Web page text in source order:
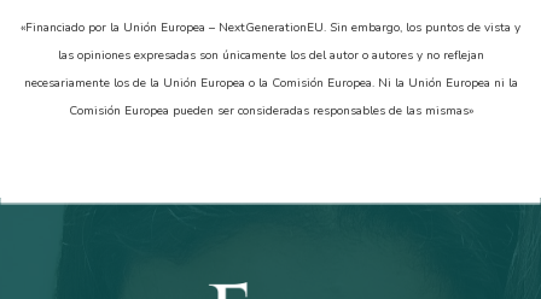
«Financiado por la Unión Europea – NextGenerationEU. Sin embargo, los puntos de vista y
las opiniones expresadas son únicamente los del autor o autores y no reflejan
necesariamente los de la Unión Europea o la Comisión Europea. Ni la Unión Europea ni la
Comisión Europea pueden ser consideradas responsables de las mismas»